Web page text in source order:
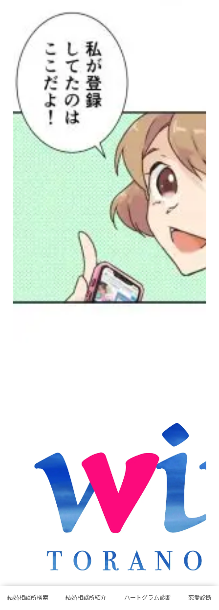
結婚相談所検索 結婚相談所紹介 ハートグラム診断 恋愛診断